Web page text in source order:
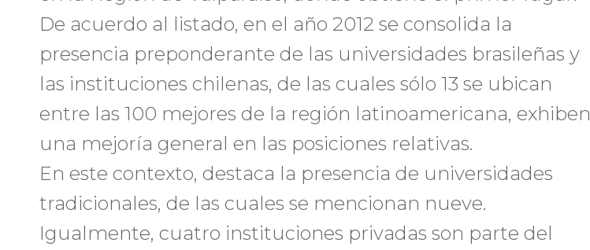
De acuerdo al listado, en el año 2012 se consolida la
presencia preponderante de las universidades brasileñas y
las instituciones chilenas, de las cuales sólo 13 se ubican
entre las 100 mejores de la región latinoamericana, exhiben
una mejoría general en las posiciones relativas.
En este contexto, destaca la presencia de universidades
tradicionales, de las cuales se mencionan nueve.
Igualmente, cuatro instituciones privadas son parte del